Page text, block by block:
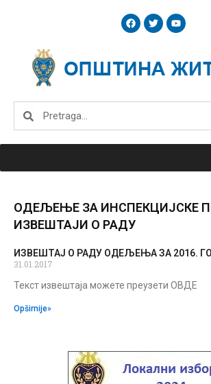
F
a
c
o
o
T
w
i
e
r
Y
o
u
b
e
Search
ОДЕЉЕЊЕ ЗА ИНСПЕКЦИЈСКЕ
ИЗВЕШТАЈИ О РАДУ
ИЗВЕШТАЈ О РАДУ ОДЕЉЕЊА ЗА 2016.
31.01.2017
Текст извештаја можете преузети ОВДЕ
Opširnije»